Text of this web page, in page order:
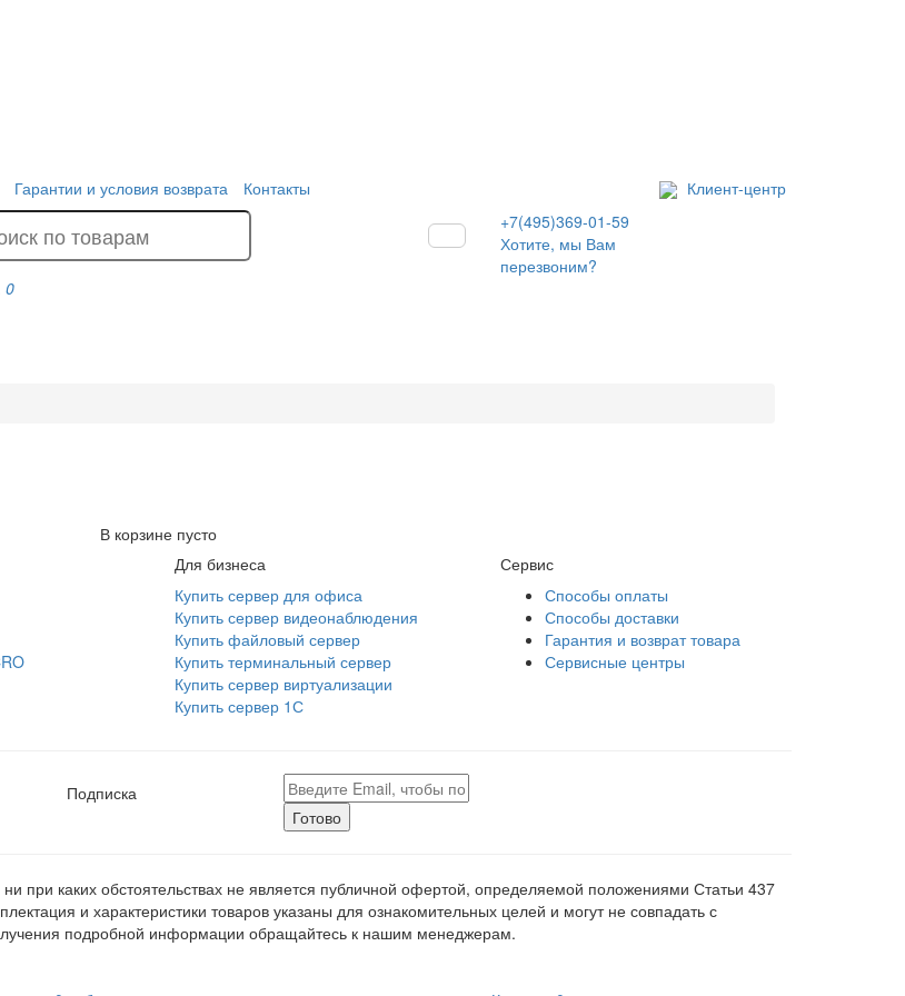
Гарантии и условия возврата Контакты Клиент-центр
+7(495)369-01-59
Хотите, мы Вам
перезвоним?
0
В корзине пусто
Для бизнеса
Купить сервер для офиса
Купить сервер видеонаблюдения
Купить файловый сервер
Купить терминальный сервер
Купить сервер виртуализации
Купить сервер 1С
Сервис
Способы оплаты
Способы доставки
Гарантия и возврат товара
Сервисные центры
Подписка
Готово
при каких обстоятельствах не является публичной офертой, определяемой положениями Статьи 437
и характеристики товаров указаны для ознакомительных целей и могут не совпадать с
подробной информации обращайтесь к нашим менеджерам.